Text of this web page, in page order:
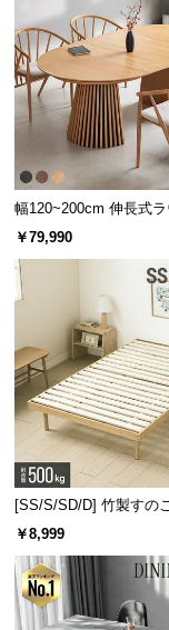
幅120~200cm 伸長式ラ
ニングテーブル 6人掛
￥79,990
[SS/S/SD/D] 竹製すの
￥8,999